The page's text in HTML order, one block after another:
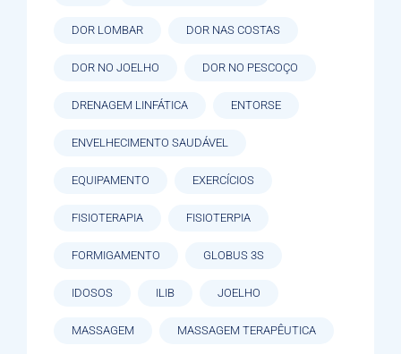
DOR LOMBAR DOR NAS COSTAS
DOR NO JOELHO DOR NO PESCOÇO
DRENAGEM LINFÁTICA ENTORSE
ENVELHECIMENTO SAUDÁVEL
EQUIPAMENTO EXERCÍCIOS
FISIOTERAPIA FISIOTERPIA
FORMIGAMENTO GLOBUS 3S
IDOSOS ILIB JOELHO
MASSAGEM MASSAGEM TERAPÊUTICA